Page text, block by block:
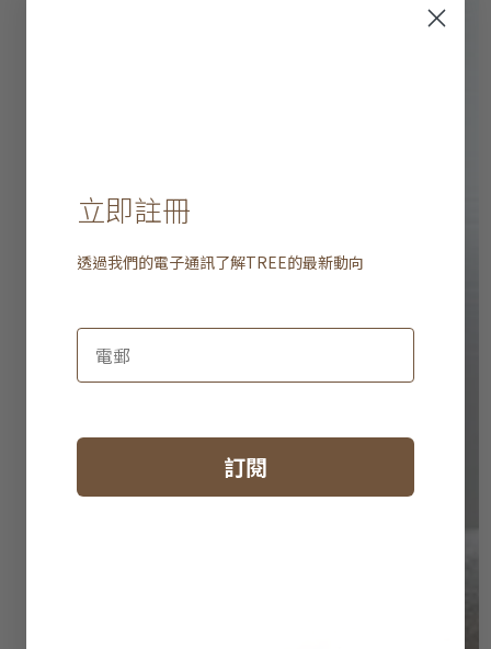
立即註冊
透過我們的電子通訊了解TREE的最新動向
訂閱